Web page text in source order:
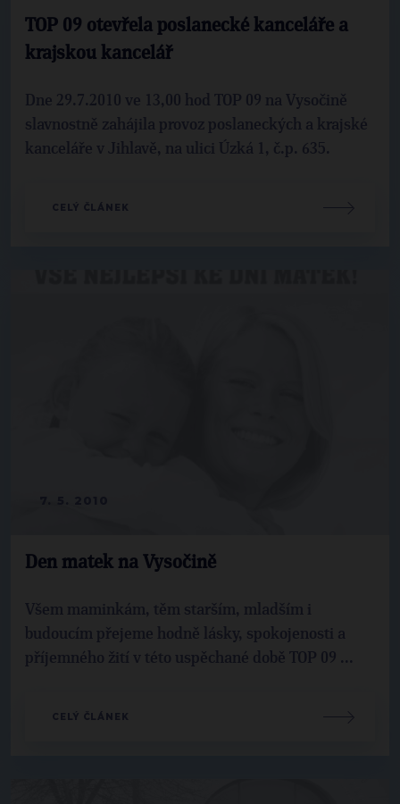
TOP 09 otevřela poslanecké kanceláře a
krajskou kancelář
Dne 29.7.2010 ve 13,00 hod TOP 09 na Vysočině
slavnostně zahájila provoz poslaneckých a krajské
kanceláře v Jihlavě, na ulici Úzká 1, č.p. 635.
CELÝ ČLÁNEK
Den matek na Vysočině
Všem maminkám, těm starším, mladším i
budoucím přejeme hodně lásky, spokojenosti a
příjemného žití v této uspěchané době TOP 09 ...
CELÝ ČLÁNEK